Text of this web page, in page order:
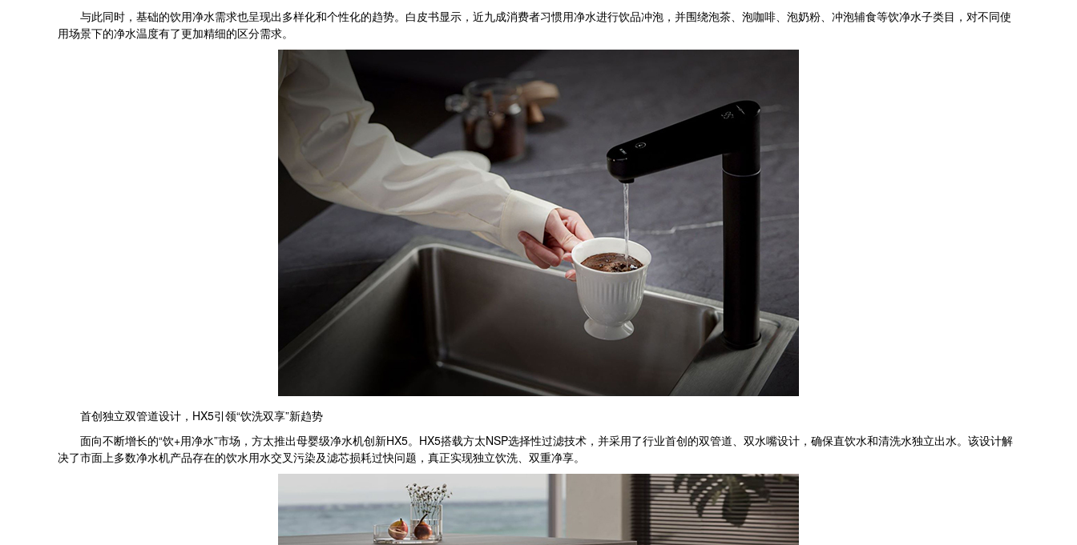
与此同时，基础的饮用净水需求也呈现出多样化和个性化的趋势。白皮书显示，近九成消费者习惯用净水进行饮品冲泡，并围绕泡茶、泡咖啡、泡奶粉、冲泡辅食等饮净水子类目，对不同使
用场景下的净水温度有了更加精细的区分需求。
首创独立双管道设计，HX5引领“饮洗双享”新趋势
面向不断增长的“饮+用净水”市场，方太推出母婴级净水机创新HX5。HX5搭载方太NSP选择性过滤技术，并采用了行业首创的双管道、双水嘴设计，确保直饮水和清洗水独立出水。该设计解
决了市面上多数净水机产品存在的饮水用水交叉污染及滤芯损耗过快问题，真正实现独立饮洗、双重净享。